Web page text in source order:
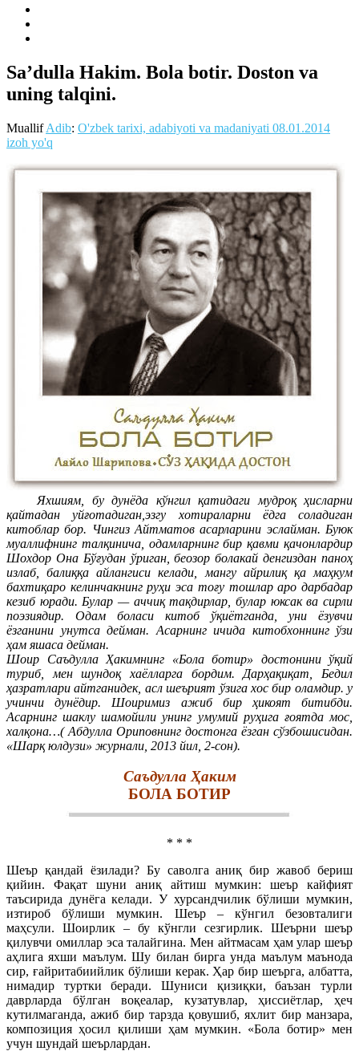
Sa’dulla Hakim. Bola botir. Doston va
uning talqini.
MuallifAdib: O'zbek tarixi, adabiyoti va madaniyati 08.01.2014
izoh yo'q
Яхшиям, бу дунёда кўнгил қатидаги мудроқ ҳисларни
қайтадан уйғотадиган,эзгу хотираларни ёдга соладиган
китоблар бор. Чингиз Айтматов асарларини эслайман. Буюк
муаллифнинг талқинича, одамларнинг бир қавми қачонлардир
Шохдор Она Бўғудан ўриган, беозор болакай денгиздан паноҳ
излаб, балиққа айлангиси келади, мангу айрилиқ қа маҳкум
бахтиқаро келинчакнинг руҳи эса тоғу тошлар аро дарбадар
кезиб юради. Булар — аччиқ тақдирлар, булар юксак ва сирли
поэзиядир. Одам боласи китоб ўқиётганда, уни ёзувчи
ёзганини унутса дейман. Асарнинг ичида китобхоннинг ўзи
ҳам яшаса дейман.
Шоир Саъдулла Ҳакимнинг «Бола ботир» достонини ўқий
туриб, мен шундоқ хаёлларга бордим. Дарҳақиқат, Бедил
ҳазратлари айтганидек, асл шеърият ўзига хос бир оламдир. у
учинчи дунёдир. Шоиримиз ажиб бир ҳикоят битибди.
Асарнинг шаклу шамойили унинг умумий руҳига ғоятда мос,
халқона…( Абдулла Ориповнинг достонга ёзган сўзбошисидан.
«Шарқ юлдузи» журнали, 2013 йил, 2-сон).
Саъдулла Ҳаким
БОЛА БОТИР
* * *
Шеър қандай ёзилади? Бу саволга аниқ бир жавоб бериш
қийин. Фақат шуни аниқ айтиш мумкин: шеър кайфият
таъсирида дунёга келади. У хурсандчилик бўлиши мумкин,
изтироб бўлиши мумкин. Шеър – кўнгил безовталиги
маҳсули. Шоирлик – бу кўнгли сезгирлик. Шеърни шеър
қилувчи омиллар эса талайгина. Мен айтмасам ҳам улар шеър
аҳлига яхши маълум. Шу билан бирга унда маълум маънода
сир, ғайритабиийлик бўлиши керак. Ҳар бир шеърга, албатта,
нимадир туртки беради. Шуниси қизиқки, баъзан турли
даврларда бўлган воқеалар, кузатувлар, ҳиссиётлар, ҳеч
кутилмаганда, ажиб бир тарзда қовушиб, яхлит бир манзара,
композиция ҳосил қилиши ҳам мумкин. «Бола ботир» мен
учун шундай шеърлардан.